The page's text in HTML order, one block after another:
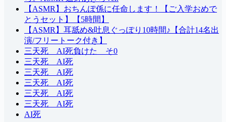
【ASMR】おちんぽ係に任命します！【ご入学おめで
とうセット】【5時間】
【ASMR】耳舐め&吐息ぐっぽり10時間♪【合計14名出
演/フリートーク付き】
三天死 AI死負けた そ0
三天死 AI死
三天死 AI死
三天死 AI死
三天死 AI死
三天死 AI死
AI死